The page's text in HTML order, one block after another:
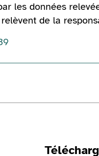
les données
de la